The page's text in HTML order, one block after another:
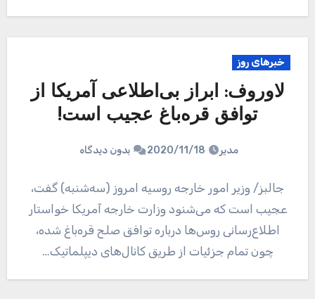
خبرهای روز
لاوروف: ابراز بی‌اطلاعی آمریکا از
توافق قره‌باغ عجیب است!
مدیر 2020/11/18 بدون دیدگاه
جالبز/ وزیر امور خارجه روسیه امروز (سه‌شنبه) گفت،
عجیب است که می‌شنود وزارت خارجه آمریکا خواستار
اطلاع‌رسانی روس‌ها درباره توافق صلح قره‌باغ شده،
چون تمام جزئیات از طریق کانال‌های دیپلماتیک…